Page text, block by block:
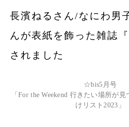
FRANCHISE
代官山本店
長濱ねるさん/なにわ男
んが表紙を飾った雑誌
されました
☆bis5月号
「For the Weekend 行きたい場所が
けリスト2023」